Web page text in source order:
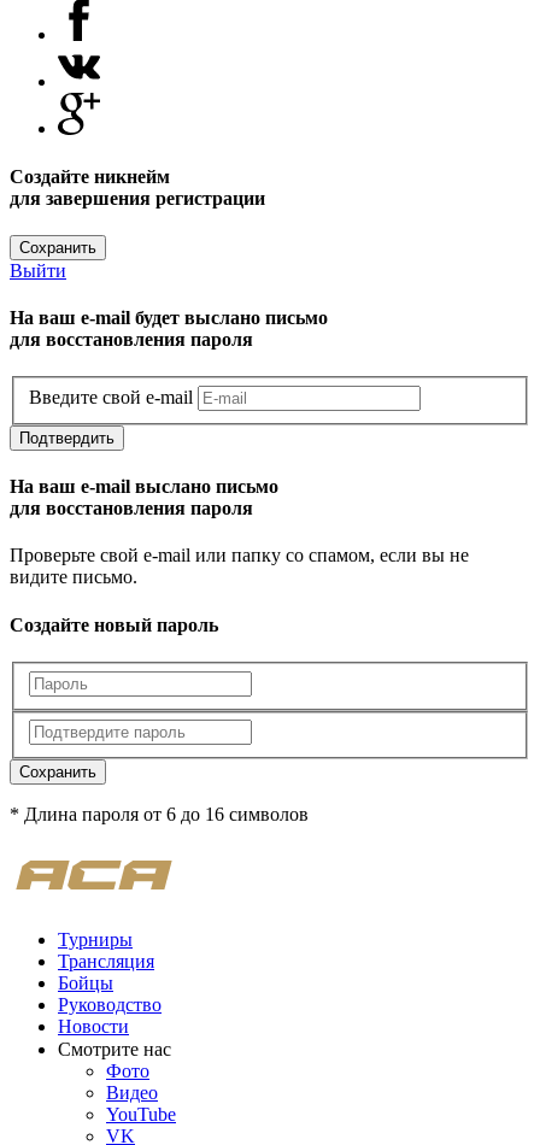
Создайте никнейм
для завершения регистрации
Сохранить
Выйти
На ваш e-mail будет выслано письмо
для восстановления пароля
Введите свой e-mail
Подтвердить
На ваш e-mail выслано письмо
для восстановления пароля
Проверьте свой e-mail или папку со спамом, если вы не
видите письмо.
Создайте новый пароль
Сохранить
* Длина пароля от 6 до 16 символов
Турниры
Трансляция
Бойцы
Руководство
Новости
Смотрите нас
Фото
Видео
YouTube
VK